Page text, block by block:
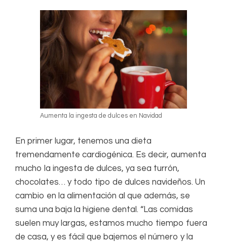
Aumenta la ingesta de dulces en Navidad
En primer lugar, tenemos una dieta
tremendamente cardiogénica. Es decir, aumenta
mucho la ingesta de dulces, ya sea turrón,
chocolates… y todo tipo de dulces navideños. Un
cambio en la alimentación al que además, se
suma una baja la higiene dental. “Las comidas
suelen muy largas, estamos mucho tiempo fuera
de casa, y es fácil que bajemos el número y la